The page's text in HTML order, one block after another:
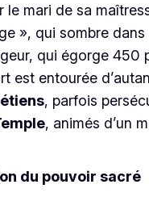
le mari de sa
», qui sombre dans
qui égorge 450
est entourée
, parfois
, animés d’un
du pouvoir sacré